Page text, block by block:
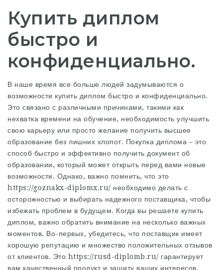
Купить диплом
быстро и
конфиденциально.
В наше время все больше людей задумываются о
возможности купить диплом быстро и конфиденциально.
Это связано с различными причинами, такими как
нехватка времени на обучение, необходимость улучшить
свою карьеру или просто желание получить высшее
образование без лишних хлопот. Покупка диплома – это
способ быстро и эффективно получить документ об
образовании, который может открыть перед вами новые
возможности. Однако, важно помнить, что это
https://goznakx-diplomx.ru/ необходимо делать с
осторожностью и выбирать надежного поставщика, чтобы
избежать проблем в будущем. Когда вы решаете купить
диплом, важно обратить внимание на несколько важных
моментов. Во-первых, убедитесь, что поставщик имеет
хорошую репутацию и множество положительных отзывов
от клиентов. Это https://rusd-diplomb.ru/ гарантирует
вам качественный продукт и защиту ваших интересов.